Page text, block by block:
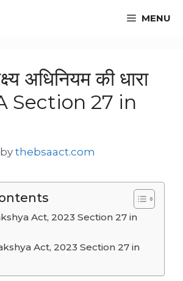
MENU
अधिनियम की धारा
Section 27 in
by thebsaact.com
Act, 2023 Section 27 in
Act, 2023 Section 27 in